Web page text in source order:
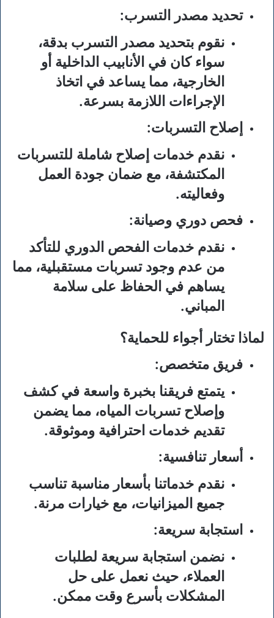
تحديد مصدر التسرب:
نقوم بتحديد مصدر التسرب بدقة،
سواء كان في الأنابيب الداخلية أو
الخارجية، مما يساعد في اتخاذ
الإجراءات اللازمة بسرعة.
إصلاح التسربات:
نقدم خدمات إصلاح شاملة للتسربات
المكتشفة، مع ضمان جودة العمل
وفعاليته.
فحص دوري وصيانة:
نقدم خدمات الفحص الدوري للتأكد
من عدم وجود تسربات مستقبلية، مما
يساهم في الحفاظ على سلامة
المباني.
لماذا تختار أجواء للحماية؟
فريق متخصص:
يتمتع فريقنا بخبرة واسعة في كشف
وإصلاح تسربات المياه، مما يضمن
تقديم خدمات احترافية وموثوقة.
أسعار تنافسية:
نقدم خدماتنا بأسعار مناسبة تناسب
جميع الميزانيات، مع خيارات مرنة.
استجابة سريعة:
نضمن استجابة سريعة لطلبات
العملاء، حيث نعمل على حل
المشكلات بأسرع وقت ممكن.